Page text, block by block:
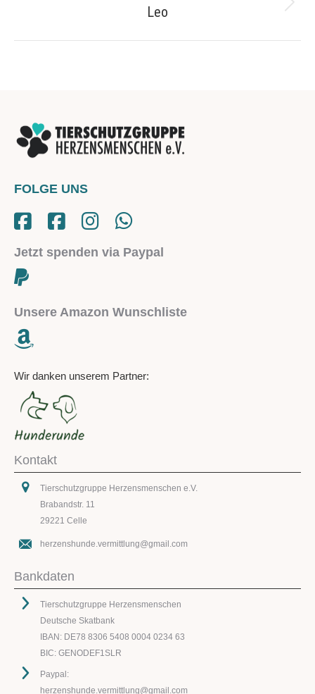
Next
Leo
FOLGE UNS
Jetzt spenden via Paypal
Unsere Amazon Wunschliste
Wir danken unserem Partner:
Kontakt
Tierschutzgruppe Herzensmenschen e.V.
Brabandstr. 11
29221 Celle
herzenshunde.vermittlung@gmail.com
Bankdaten
Tierschutzgruppe Herzensmenschen
Deutsche Skatbank
IBAN: DE78 8306 5408 0004 0234 63
BIC: GENODEF1SLR
Paypal:
herzenshunde.vermittlung@gmail.com